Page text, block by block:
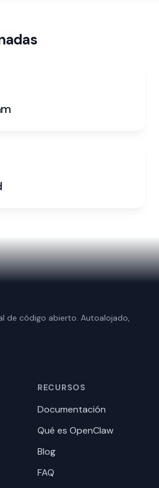
de código abierto. Autoalojado,
RECURSOS
Documentación
Qué es OpenClaw
Blog
FAQ